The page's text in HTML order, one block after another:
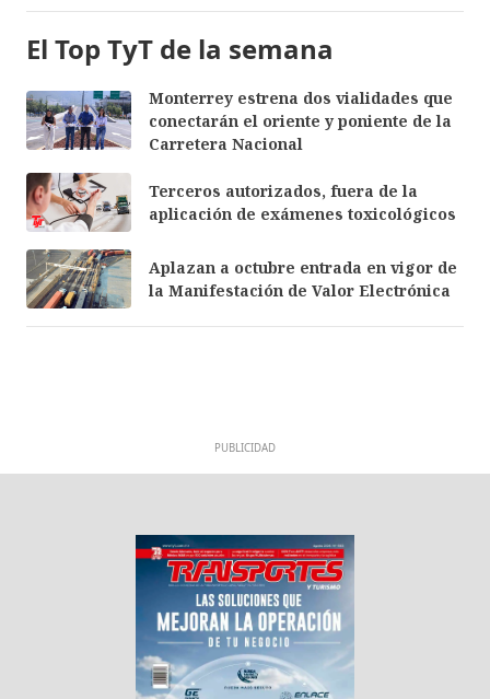
El Top TyT de la semana
Monterrey estrena dos vialidades que
conectarán el oriente y poniente de la
Carretera Nacional
Terceros autorizados, fuera de la
aplicación de exámenes toxicológicos
Aplazan a octubre entrada en vigor de
la Manifestación de Valor Electrónica
PUBLICIDAD